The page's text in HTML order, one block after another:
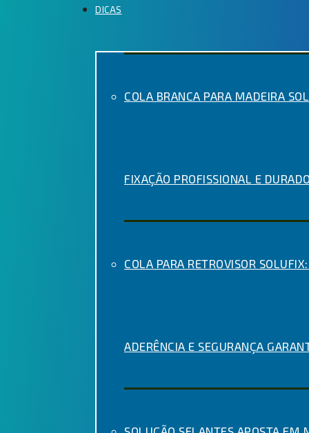
DICAS
COLA BRANCA PARA MADEIRA
FIXAÇÃO PROFISSIONAL E
COLA PARA RETROVISOR
ADERÊNCIA E SEGURANÇA